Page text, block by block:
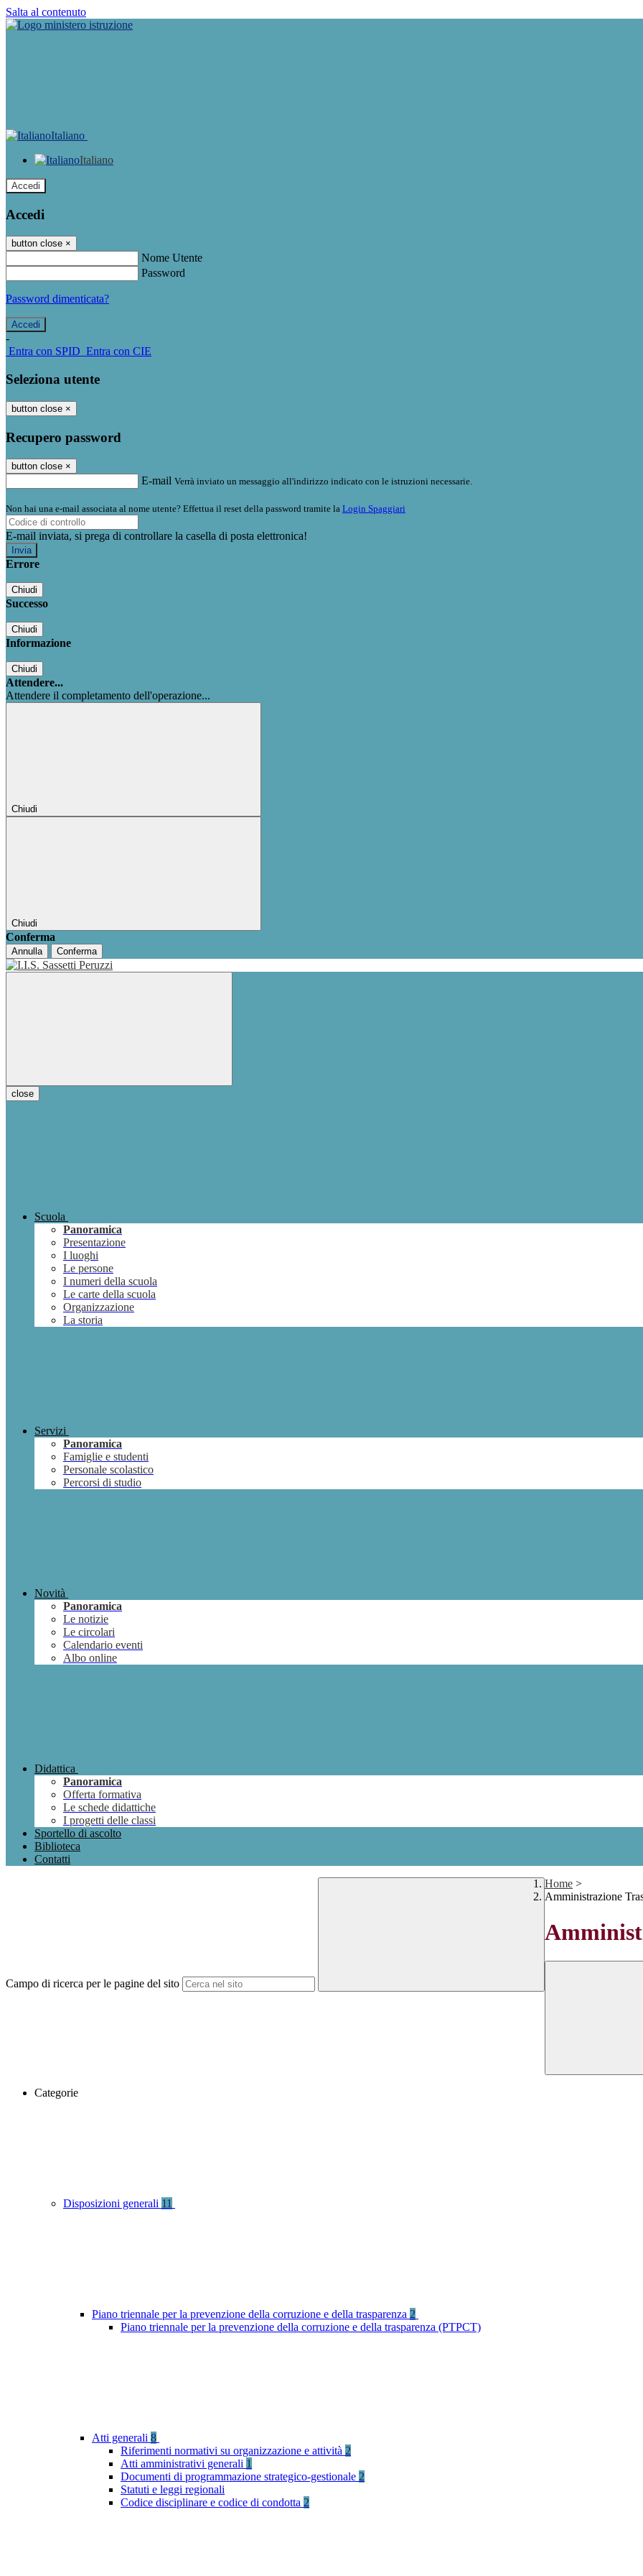
Salta al contenuto
Italiano
Italiano
Accedi
Accedi
button close ×
Nome Utente
Password
Password dimenticata?
-
Entra con SPID Entra con CIE
Seleziona utente
button close ×
Recupero password
button close ×
E-mail Verrà inviato un messaggio all'indirizzo indicato con le istruzioni necessarie.
Non hai una e-mail associata al nome utente? Effettua il reset della password tramite la Login Spaggiari
E-mail inviata, si prega di controllare la casella di posta elettronica!
Errore
Chiudi
Successo
Chiudi
Informazione
Chiudi
Attendere...
Attendere il completamento dell'operazione...
Chiudi
Chiudi
Conferma
Annulla Conferma
close
Scuola
Panoramica
Presentazione
I luoghi
Le persone
I numeri della scuola
Le carte della scuola
Organizzazione
La storia
Servizi
Panoramica
Famiglie e studenti
Personale scolastico
Percorsi di studio
Novità
Panoramica
Le notizie
Le circolari
Calendario eventi
Albo online
Didattica
Panoramica
Offerta formativa
Le schede didattiche
I progetti delle classi
Sportello di ascolto
Biblioteca
Contatti
Campo di ricerca per le pagine del sito
Home >
Amministrazione
Categorie
Disposizioni generali 11
Piano triennale per la prevenzione della corruzione e della trasparenza 2
Piano triennale per la prevenzione della corruzione e della trasparenza (PTPCT)
Atti generali 8
Riferimenti normativi su organizzazione e attività 2
Atti amministrativi generali 1
Documenti di programmazione strategico-gestionale 2
Statuti e leggi regionali
Codice disciplinare e codice di condotta 2